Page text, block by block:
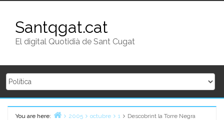
Santqgat.cat
El digital Quotidià de Sant Cugat
You are here: Home
2005 octubre 1 Descobrint la Torre Negra